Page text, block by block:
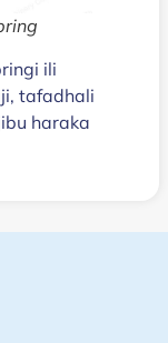
ili
tafadhali
haraka